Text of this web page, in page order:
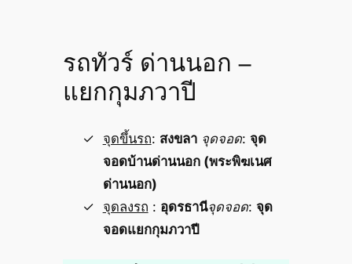
รถทัวร์ ด่านนอก –
แยกกุมภวาปี
จุดขึ้นรถ: สงขลา จุดจอด: จุด
จอดบ้านด่านนอก (พระพิฆเนศ
ด่านนอก)
จุดลงรถ : อุดรธานีจุดจอด: จุด
จอดแยกกุมภวาปี